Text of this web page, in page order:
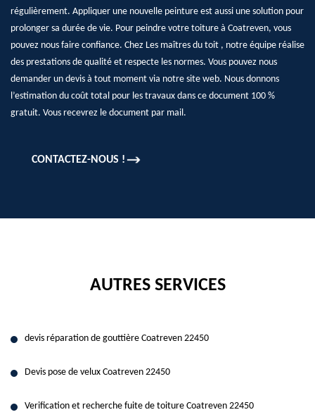
régulièrement. Appliquer une nouvelle peinture est aussi une solution pour
prolonger sa durée de vie. Pour peindre votre toiture à Coatreven, vous
pouvez nous faire confiance. Chez Les maîtres du toit , notre équipe réalise
des prestations de qualité et respecte les normes. Vous pouvez nous
demander un devis à tout moment via notre site web. Nous donnons
l’estimation du coût total pour les travaux dans ce document 100 %
gratuit. Vous recevrez le document par mail.
CONTACTEZ-NOUS !
AUTRES SERVICES
devis réparation de gouttière Coatreven 22450
Devis pose de velux Coatreven 22450
Verification et recherche fuite de toiture Coatreven 22450